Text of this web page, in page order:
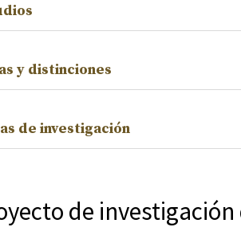
y distinciones
de investigación
de